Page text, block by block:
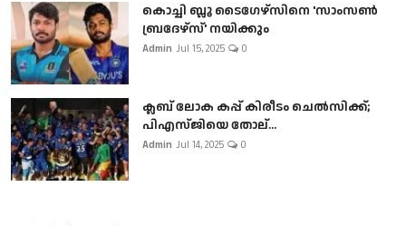
കൊച്ചി ബ്ലൂ ടൈഗേഴ്സിനെ 'സാംസൺ
ബ്രദേഴ്സ്' നയിക്കും
Admin Jul 15, 2025 0
ക്ലബ് ലോക കപ്പ് കിരീടം ചെല്‍സിക്ക്;
പിഎസ്ജിയെ തോല്...
Admin Jul 14, 2025 0